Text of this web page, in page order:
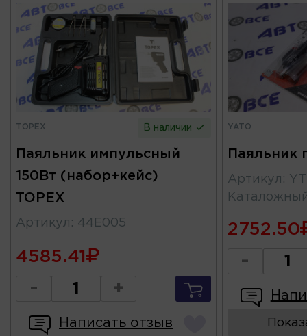
TOPEX В наличии
Паяльник импульсный
150Вт (набор+кейс)
TOPEX
Артикул : 44E005
4585.41
- +
Написать отзыв
YATO
Паяльник
Артикул :
2752.50
-